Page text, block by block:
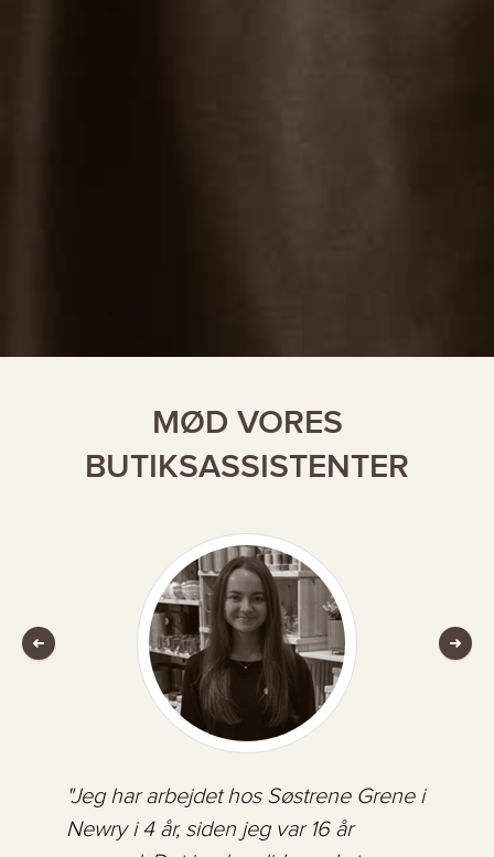
MØD VORES
BUTIKSASSISTENTER
"Jeg har arbejdet hos Søstrene Grene i
Newry i 4 år, siden jeg var 16 år
"Søstrene Grene er et dejligt sted at
arbejde grundet den varme og venlige
"Jeg elsker at arbejde i Søstrene Grene
på grund af de skønne varer, og